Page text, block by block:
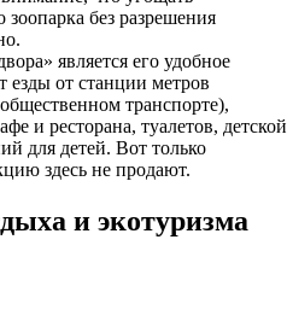
зоопарка без разрешения
является его удобное
езды от станции метров
транспорте),
и ресторана, туалетов, детской
для детей. Вот только
здесь не продают.
и экотуризма